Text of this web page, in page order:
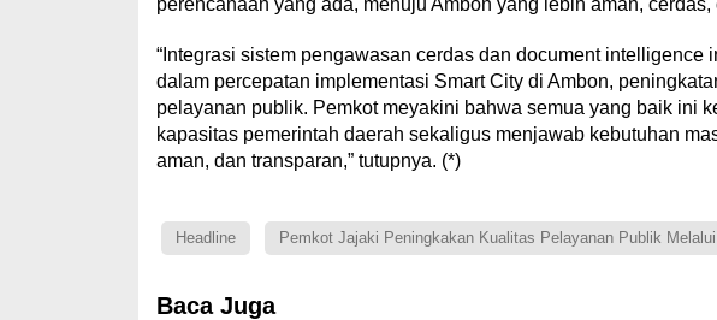
“Integrasi sistem pengawasan cerdas dan document
dalam percepatan implementasi Smart City di Ambon,
pelayanan publik. Pemkot meyakini bahwa semua yang baik ini
kapasitas pemerintah daerah sekaligus menjawab kebutuhan
aman, dan transparan,” tutupnya. (*)
Headline Pemkot Jajaki Peningkakan Kualitas Pelayanan Publik
Baca Juga